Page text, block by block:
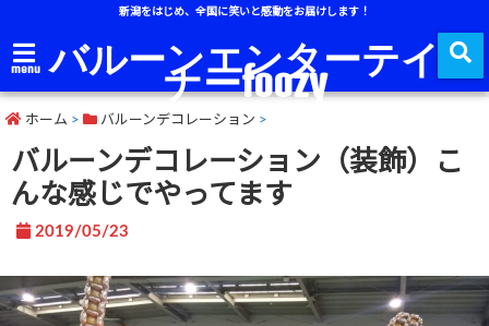
新潟をはじめ、全国に笑いと感動をお届けします！
menu バルーンエンターテイ
ナーfoozy
ホーム > バルーンデコレーション >
バルーンデコレーション（装飾）こ
んな感じでやってます
2019/05/23